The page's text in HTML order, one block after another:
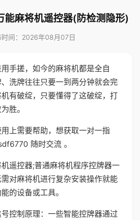
能麻将机遥控器(防检测隐形)
时间：2026年08月07日
手搓，如今的麻将机都是全自
洗牌往往只要一到两分钟就会完
有破绽，只要懂得了这破绽，打
胜。
上需要帮助，想获取一对一指
随时交流 。
遥控器;普通麻将机程序控牌器一
对麻将机进行复杂安装操作就能
的设备或工具。
控制原理：一些智能控牌器通过